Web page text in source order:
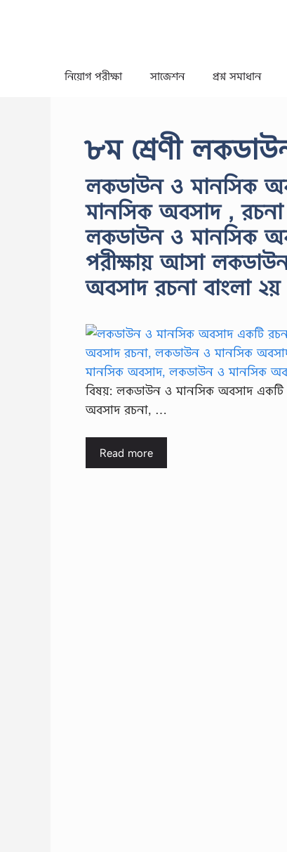
নিয়োগ পরীক্ষা সাজেশন প্রশ্ন সমাধান
৮ম শ্রেণী
লকডাউন ও মানসিক
মানসিক অবসাদ ,
লকডাউন ও মানসিক
পরীক্ষায় আসা
অবসাদ রচনা বাংলা ২য়
বিষয়: লকডাউন ও মানসিক অবসাদ
অবসাদ রচনা, …
Read more